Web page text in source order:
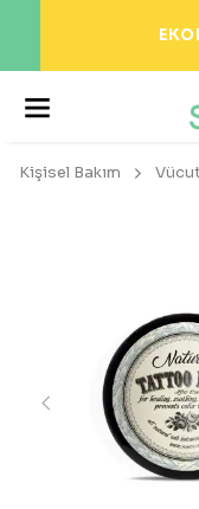
Kişisel Bakım Vücut